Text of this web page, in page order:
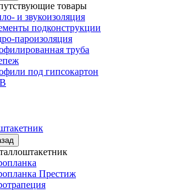
товары
и звукоизоляция
подконструкции
пароизоляция
труба
под гипсокартон
Престиж